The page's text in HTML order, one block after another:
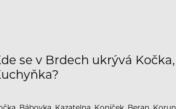
se v Brdech ukrývá